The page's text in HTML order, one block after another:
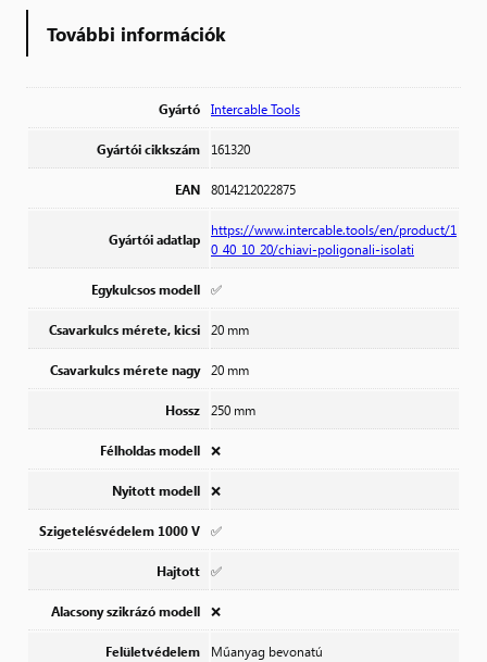
További információk
Gyártó Intercable Tools
Gyártói cikkszám 161320
EAN 8014212022875
Gyártói adatlap
https://www.intercable.tools/en/product/1
0_40_10_20/chiavi-poligonali-isolati
Egykulcsos modell ✅
Csavarkulcs mérete, kicsi 20 mm
Csavarkulcs mérete nagy 20 mm
Hossz 250 mm
Félholdas modell ❌
Nyitott modell ❌
Szigetelésvédelem 1000 V ✅
Hajtott ✅
Alacsony szikrázó modell ❌
Felületvédelem Műanyag bevonatú